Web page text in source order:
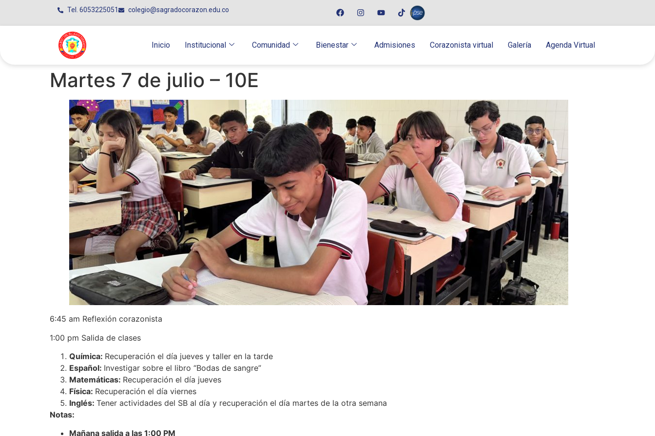
Tel. 6053225051 colegio@sagradocorazon.edu.co
Inicio Institucional Comunidad Bienestar Admisiones Corazonista virtual Galería Agenda Virtual
Martes 7 de julio – 10E
6:45 am Reflexión corazonista
1:00 pm Salida de clases
Química: Recuperación el día jueves y taller en la tarde
Español: Investigar sobre el libro “Bodas de sangre”
Matemáticas: Recuperación el día jueves
Física: Recuperación el día viernes
Inglés: Tener actividades del SB al día y recuperación el día martes de la otra semana
Notas:
Mañana salida a las 1:00 PM